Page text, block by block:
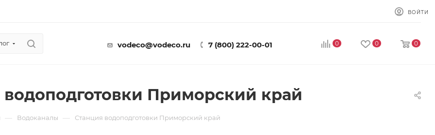
ВОЙТИ
vodeco@vodeco.ru 7 (800) 222-00-01 0 0 0
водоподготовки Приморский край
— Водоканалы — Станция водоподготовки Приморский край